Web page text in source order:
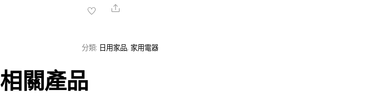
旋
蚊
拍
數
Share
分類: 日用家品, 家用電器
相關產品